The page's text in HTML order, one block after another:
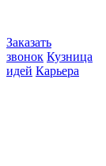
Заказать
звонок Кузница
идей Карьера